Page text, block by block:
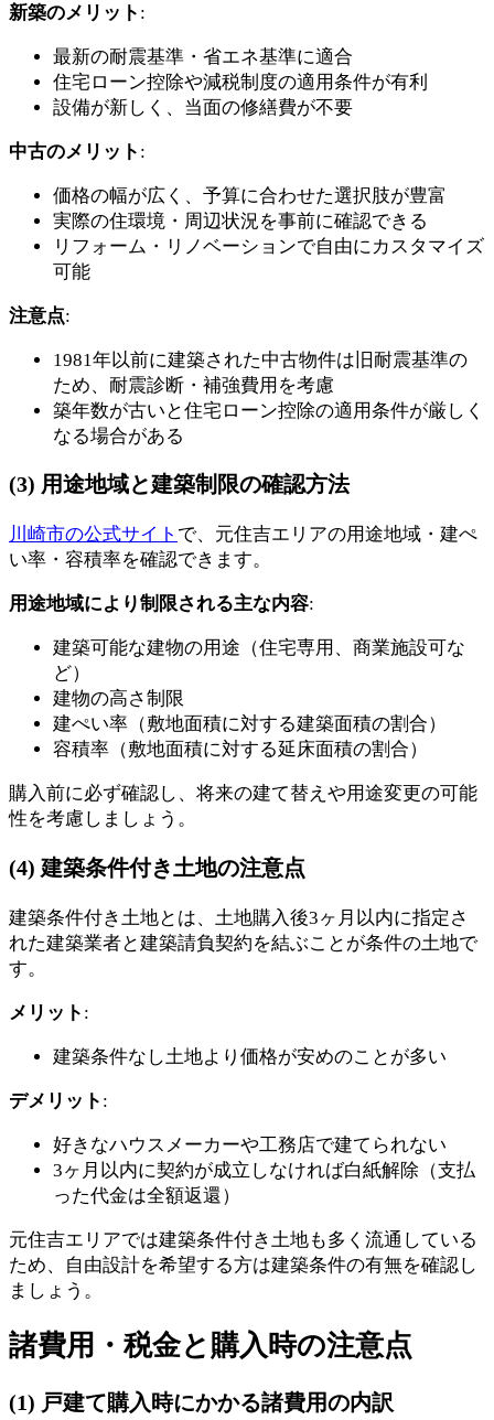
新築のメリット :
最新の耐震基準・省エネ基準に適合
住宅ローン控除や減税制度の適用条件が有利
設備が新しく、当面の修繕費が不要
中古のメリット :
価格の幅が広く、予算に合わせた選択肢が豊富
実際の住環境・周辺状況を事前に確認できる
リフォーム・リノベーションで自由にカスタマイズ
可能
注意点:
1981年以前に建築された中古物件は旧耐震基準の
ため、耐震診断・補強費用を考慮
築年数が古いと住宅ローン控除の適用条件が厳しく
なる場合がある
(3) 用途地域と建築制限の確認方法
川崎市の公式サイト で、元住吉エリアの用途地域・建ぺ
い率・容積率を確認できます。
用途地域により制限される主な内容:
建築可能な建物の用途（住宅専用、商業施設可な
ど）
建物の高さ制限
建ぺい率（敷地面積に対する建築面積の割合）
容積率（敷地面積に対する延床面積の割合）
購入前に必ず確認し、将来の建て替えや用途変更の可能
性を考慮しましょう。
(4) 建築条件付き土地の注意点
建築条件付き土地とは、土地購入後3ヶ月以内に指定さ
れた建築業者と建築請負契約を結ぶことが条件の土地で
す。
メリット :
建築条件なし土地より価格が安めのことが多い
デメリット :
好きなハウスメーカーや工務店で建てられない
3ヶ月以内に契約が成立しなければ白紙解除（支払
った代金は全額返還）
元住吉エリアでは建築条件付き土地も多く流通している
ため、自由設計を希望する方は建築条件の有無を確認し
ましょう。
諸費用・税金と購入時の注意点
(1) 戸建て購入時にかかる諸費用の内訳